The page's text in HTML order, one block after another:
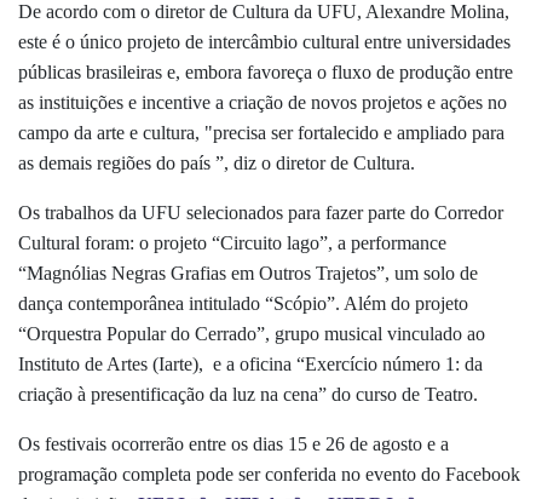
De acordo com o diretor de Cultura da UFU, Alexandre Molina,
este é o único projeto de intercâmbio cultural entre universidades
públicas brasileiras e, embora favoreça o fluxo de produção entre
as instituições e incentive a criação de novos projetos e ações no
campo da arte e cultura, "precisa ser fortalecido e ampliado para
as demais regiões do país ”, diz o diretor de Cultura.
Os trabalhos da UFU selecionados para fazer parte do Corredor
Cultural foram: o projeto “Circuito lago”, a performance
“Magnólias Negras Grafias em Outros Trajetos”, um solo de
dança contemporânea intitulado “Scópio”. Além do projeto
“Orquestra Popular do Cerrado”, grupo musical vinculado ao
Instituto de Artes (Iarte), e a oficina “Exercício número 1: da
criação à presentificação da luz na cena” do curso de Teatro.
Os festivais ocorrerão entre os dias 15 e 26 de agosto e a
programação completa pode ser conferida no evento do Facebook